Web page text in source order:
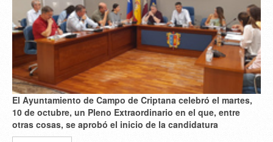
El Ayuntamiento de Campo de Criptana celebró el martes,
10 de octubre, un Pleno Extraordinario en el que, entre
otras cosas, se aprobó el inicio de la candidatura